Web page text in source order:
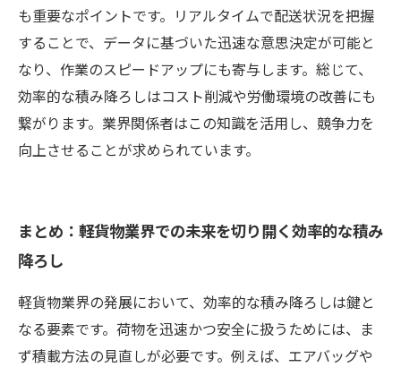
も重要なポイントです。リアルタイムで配送状況を把握
することで、データに基づいた迅速な意思決定が可能と
なり、作業のスピードアップにも寄与します。総じて、
効率的な積み降ろしはコスト削減や労働環境の改善にも
繋がります。業界関係者はこの知識を活用し、競争力を
向上させることが求められています。
まとめ：軽貨物業界での未来を切り開く効率的な積み
降ろし
軽貨物業界の発展において、効率的な積み降ろしは鍵と
なる要素です。荷物を迅速かつ安全に扱うためには、ま
ず積載方法の見直しが必要です。例えば、エアバッグや